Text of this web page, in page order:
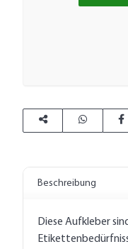
Beschreibung
Diese Aufkleber